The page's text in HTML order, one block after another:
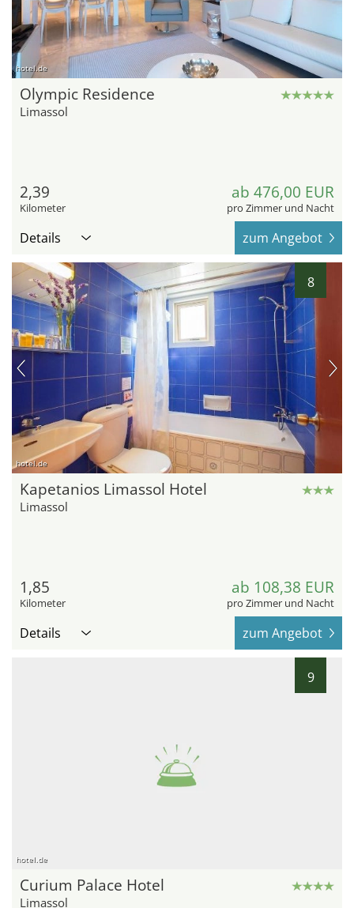
hotel.de
Olympic Residence
Limassol
2,39
Kilometer
ab 476,00 EUR
pro Zimmer und Nacht
Details zum Angebot
8
hotel.de
Kapetanios Limassol Hotel
Limassol
1,85
Kilometer
ab 108,38 EUR
pro Zimmer und Nacht
Details zum Angebot
9
hotel.de
Curium Palace Hotel
Limassol